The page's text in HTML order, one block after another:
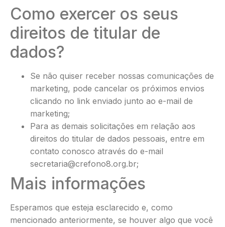
Como exercer os seus
direitos de titular de
dados?
Se não quiser receber nossas comunicações de
marketing, pode cancelar os próximos envios
clicando no link enviado junto ao e-mail de
marketing;
Para as demais solicitações em relação aos
direitos do titular de dados pessoais, entre em
contato conosco através do e-mail
secretaria@crefono8.org.br;
Mais informações
Esperamos que esteja esclarecido e, como
mencionado anteriormente, se houver algo que você